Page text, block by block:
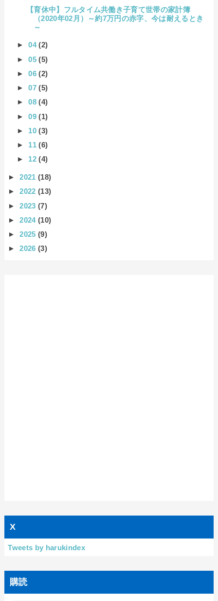
【育休中】フルタイム共働き子育て世帯の家計簿
（2020年02月）～約7万円の赤字、今は耐えるとき
～
►04(2)
►05(5)
►06(2)
►07(5)
►08(4)
►09(1)
► 10(3)
► 11(6)
► 12(4)
►2021(18)
►2022(13)
►2023(7)
►2024(10)
►2025(9)
►2026(3)
X
Tweets by harukindex
購読